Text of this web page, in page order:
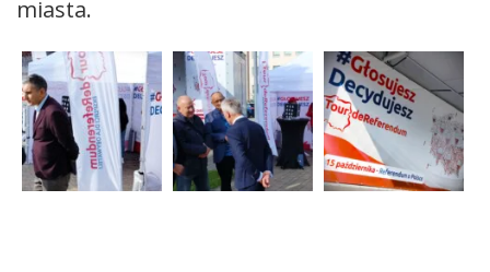
miasta.